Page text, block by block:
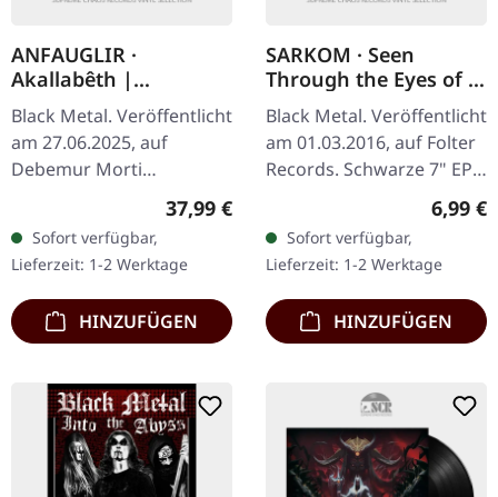
ANFAUGLIR ·
Akallabêth |
TRANSPARENT
BLUE/BLACK 2LP
Black Metal. Veröffentlicht
am 27.06.2025, auf
Debemur Morti
Productions. Transparent
marmoriertes Doppel-
Vinyl im Gatefold-Cover.…
Regulärer Preis:
37,99 €
Sofort verfügbar,
Lieferzeit: 1-2 Werktage
HINZUFÜGEN
SARKOM · Seen
Through the Eyes of a
Paedophile Priest |
BLACK 7" EP
Black Metal. Veröffentlicht
am 01.03.2016, auf Folter
Records. Schwarze 7" EP.
norwegische Black Metal-
Formation…
6,99 €
Sofort verfügbar,
Lieferzeit: 1-2 Werktage
HINZUFÜGEN